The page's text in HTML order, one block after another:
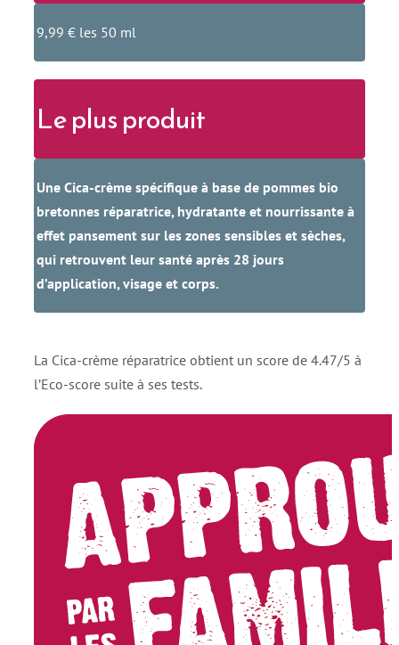
9,99 € les 50 ml
Le plus produit
Une Cica-crème spécifique à base de pommes bio
bretonnes réparatrice, hydratante et nourrissante à
effet pansement sur les zones sensibles et sèches,
qui retrouvent leur santé après 28 jours
d’application, visage et corps.
La Cica-crème réparatrice obtient un score de 4.47/5 à
l’Eco-score suite à ses tests.